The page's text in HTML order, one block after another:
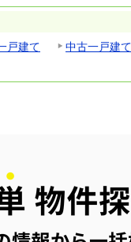
戸建て 中古一戸建て